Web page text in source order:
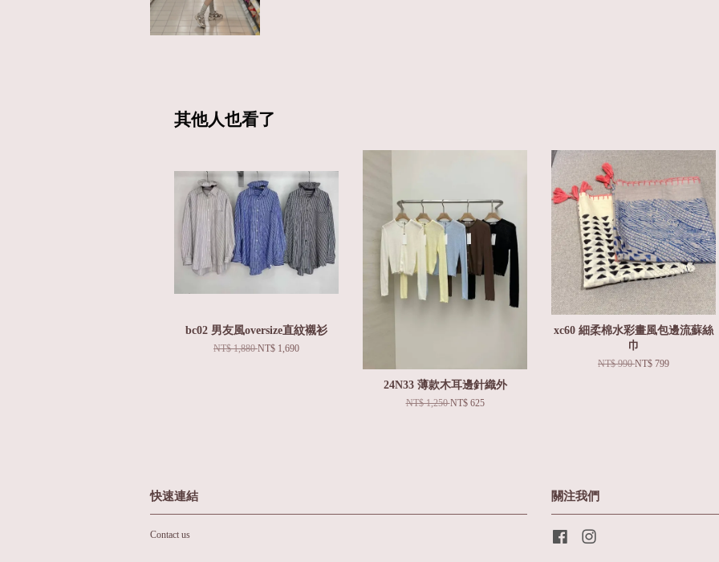
其他人也看了
bc02 男友風oversize直紋襯衫
NT$ 1,880NT$ 1,690
24N33 薄款木耳邊針織外
NT$ 1,250NT$ 625
xc60 細柔棉水彩畫風包邊流蘇絲
巾
NT$ 990NT$ 799
快速連結
Contact us
關注我們
Facebook